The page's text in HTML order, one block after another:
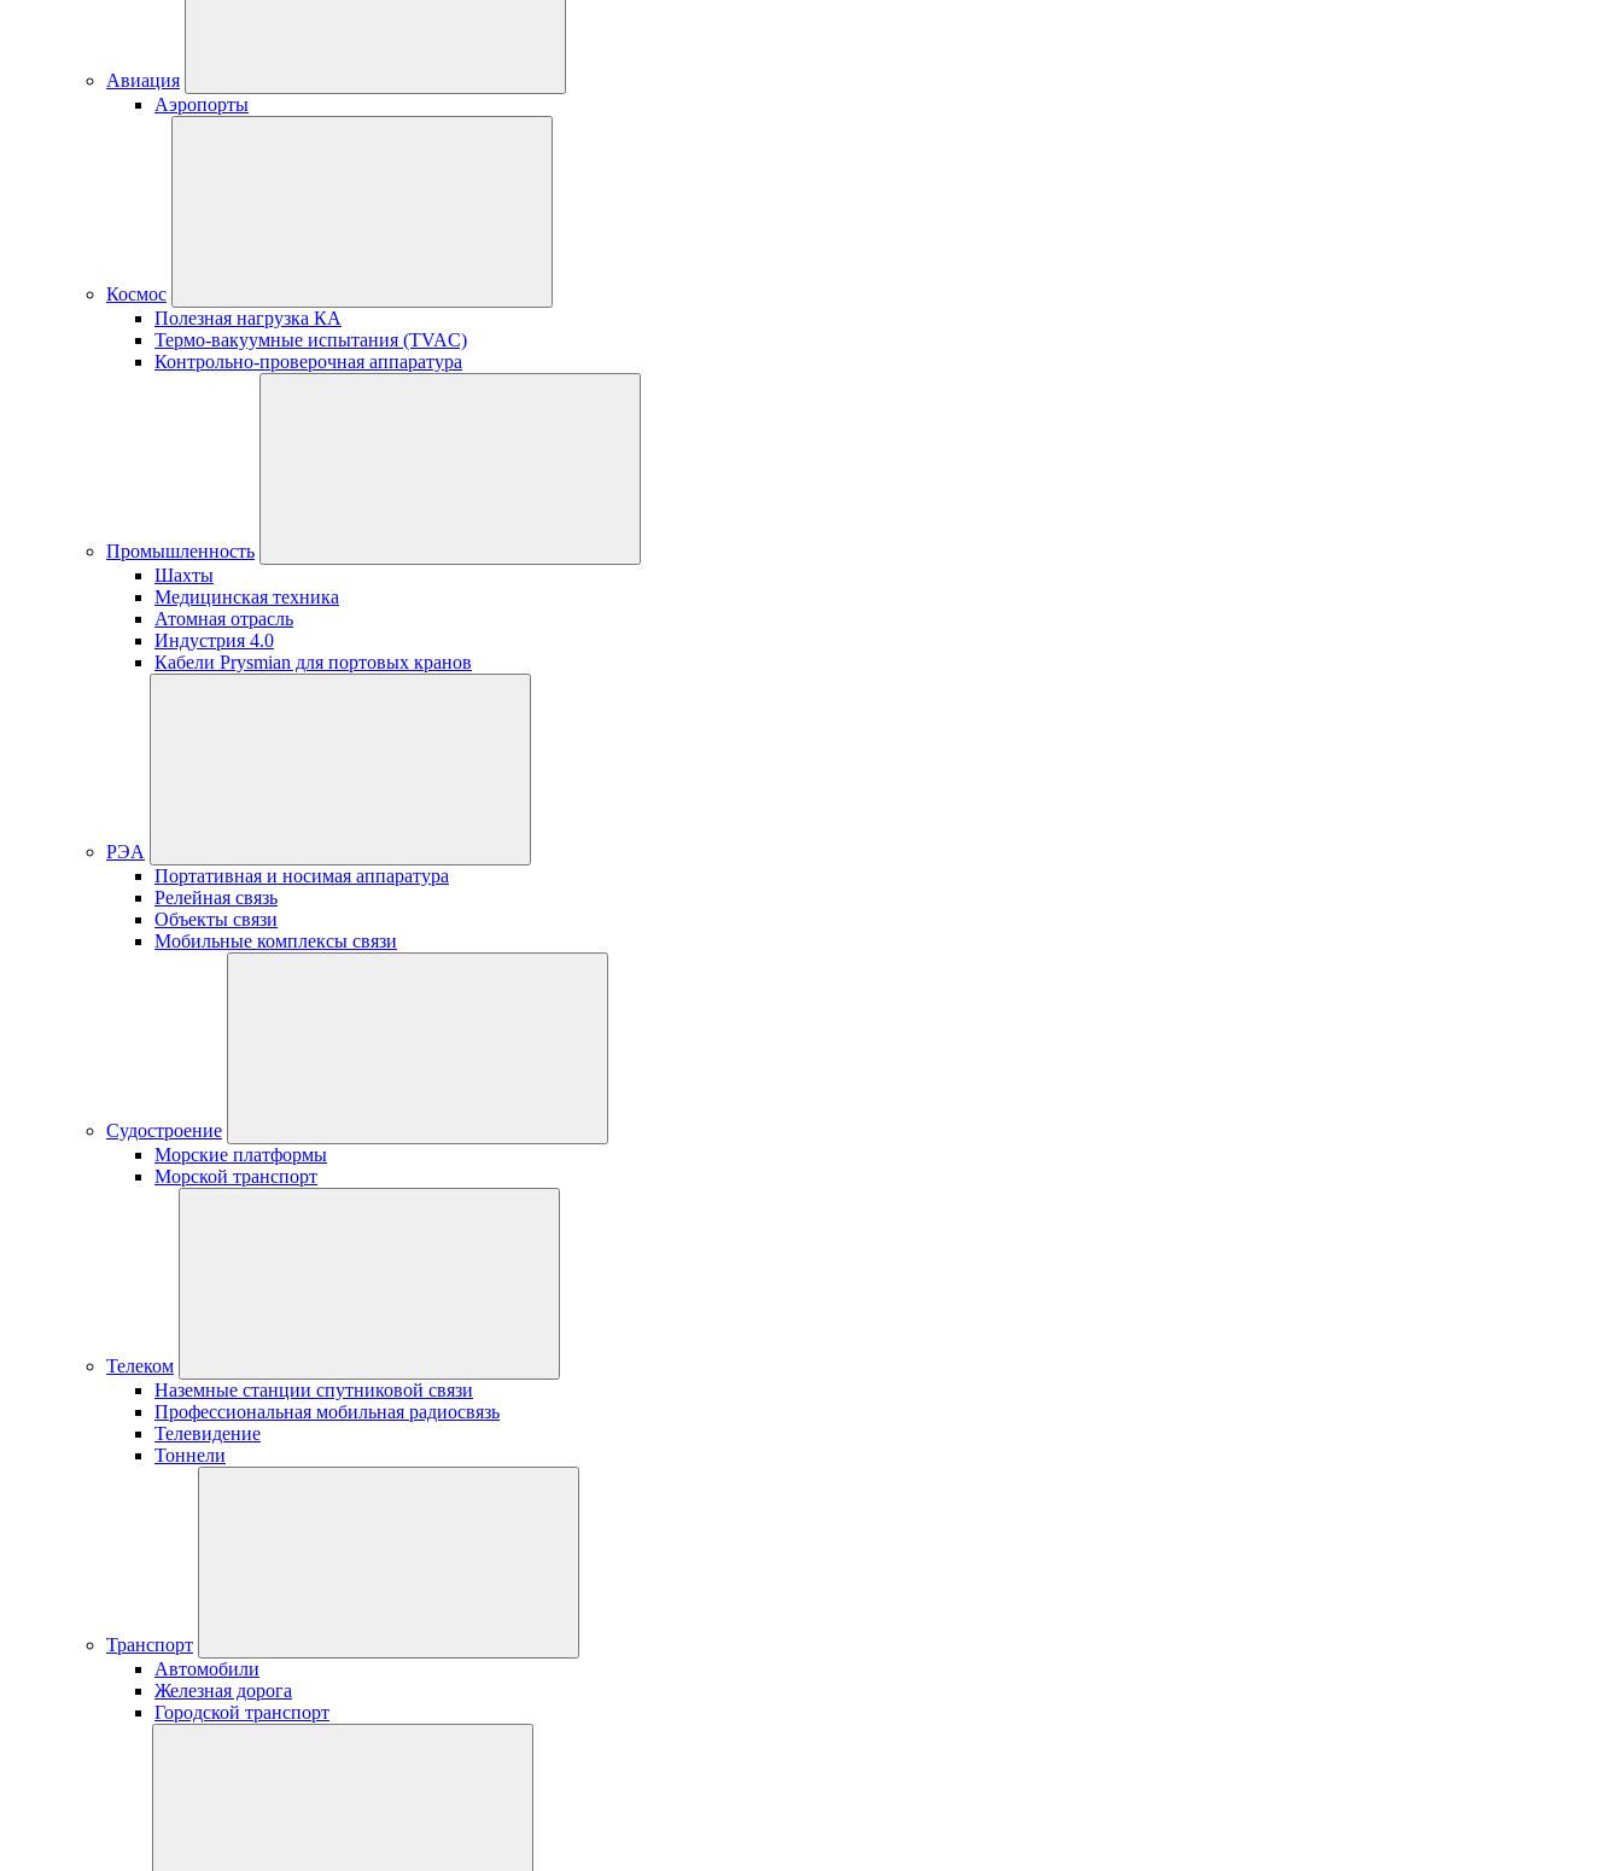
Авиация
Аэропорты
Космос
Полезная нагрузка КА
Термо-вакуумные испытания (TVAC)
Контрольно-проверочная аппаратура
Промышленность
Шахты
Медицинская техника
Атомная отрасль
Индустрия 4.0
Кабели Prysmian для портовых кранов
РЭА
Портативная и носимая аппаратура
Релейная связь
Объекты связи
Мобильные комплексы связи
Судостроение
Морские платформы
Морской транспорт
Телеком
Наземные станции спутниковой связи
Профессиональная мобильная радиосвязь
Телевидение
Тоннели
Транспорт
Автомобили
Железная дорога
Городской транспорт